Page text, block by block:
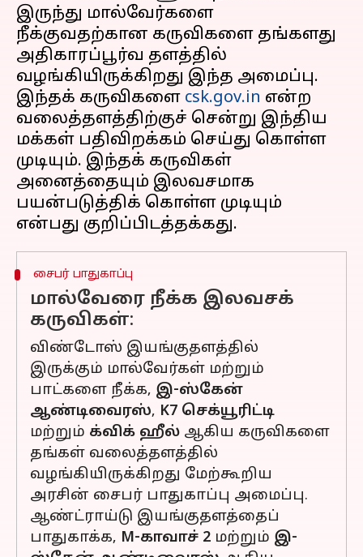
இருந்து மால்வேர்களை
நீக்குவதற்கான கருவிகளை தங்களது
அதிகாரப்பூர்வ தளத்தில்
வழங்கியிருக்கிறது இந்த அமைப்பு.
இந்தக் கருவிகளை csk.gov.in என்ற
வலைத்தளத்திற்குச் சென்று இந்திய
மக்கள் பதிவிறக்கம் செய்து கொள்ள
முடியும். இந்தக் கருவிகள்
அனைத்தையும் இலவசமாக
பயன்படுத்திக் கொள்ள முடியும்
சைபர் பாதுகாப்பு
மால்வேரை நீக்க இலவசக்
கருவிகள்:
விண்டோஸ் இயங்குதளத்தில்
இருக்கும் மால்வேர்கள் மற்றும்
பாட்களை நீக்க, இ-ஸ்கேன்
ஆண்டிவைரஸ், K7 செக்யூரிட்டி
மற்றும் க்விக் ஹீல் ஆகிய கருவிகளை
தங்கள் வலைத்தளத்தில்
வழங்கியிருக்கிறது மேற்கூறிய
அரசின் சைபர் பாதுகாப்பு அமைப்பு.
ஆண்ட்ராய்டு இயங்குதளத்தைப்
பாதுகாக்க, M-காவாச் 2 மற்றும் இ-